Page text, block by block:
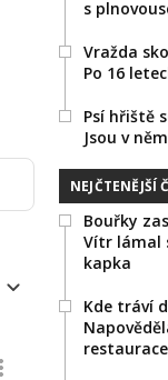
s
Vražda
Po 16
Psí hřiště
Jsou v
NEJČTENĚJŠÍ
Bouřky
Vítr lámal
kapka
Kde tráví
restaurace